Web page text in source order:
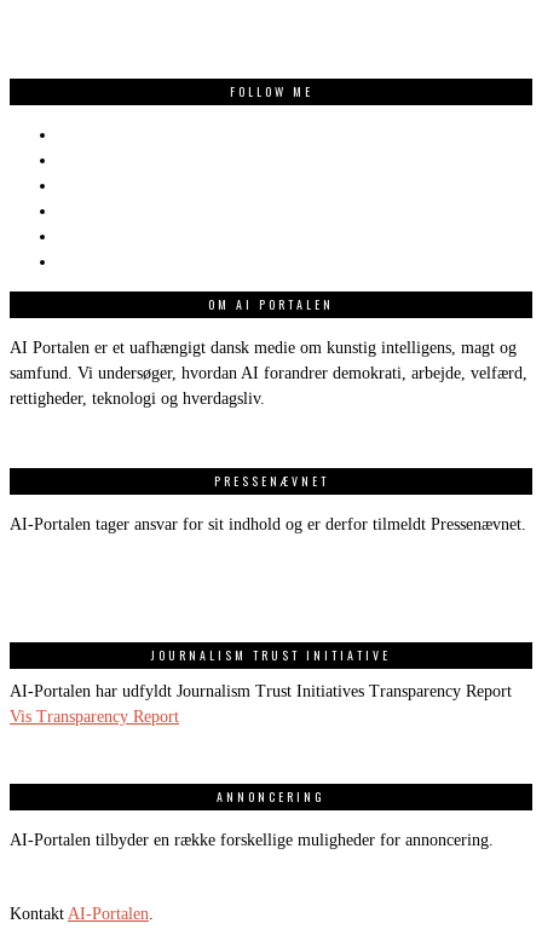
FOLLOW ME
OM AI PORTALEN
AI Portalen er et uafhængigt dansk medie om kunstig intelligens, magt og
samfund. Vi undersøger, hvordan AI forandrer demokrati, arbejde, velfærd,
rettigheder, teknologi og hverdagsliv.
PRESSENÆVNET
AI-Portalen tager ansvar for sit indhold og er derfor tilmeldt Pressenævnet.
JOURNALISM TRUST INITIATIVE
AI-Portalen har udfyldt Journalism Trust Initiatives Transparency Report
Vis Transparency Report
ANNONCERING
AI-Portalen tilbyder en række forskellige muligheder for annoncering.
Kontakt AI-Portalen